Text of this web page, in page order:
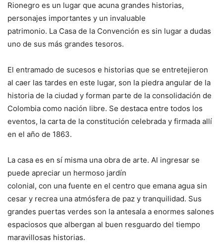
Rionegro es un lugar que acuna grandes historias,
personajes importantes y un invaluable
patrimonio. La Casa de la Convención es sin lugar a dudas
uno de sus más grandes tesoros.
El entramado de sucesos e historias que se entretejieron
al caer las tardes en este lugar, son la piedra angular de la
historia de la ciudad y forman parte de la consolidación de
Colombia como nación libre. Se destaca entre todos los
eventos, la carta de la constitución celebrada y firmada allí
en el año de 1863.
La casa es en sí misma una obra de arte. Al ingresar se
puede apreciar un hermoso jardín
colonial, con una fuente en el centro que emana agua sin
cesar y recrea una atmósfera de paz y tranquilidad. Sus
grandes puertas verdes son la antesala a enormes salones
espaciosos que albergan al buen resguardo del tiempo
maravillosas historias.